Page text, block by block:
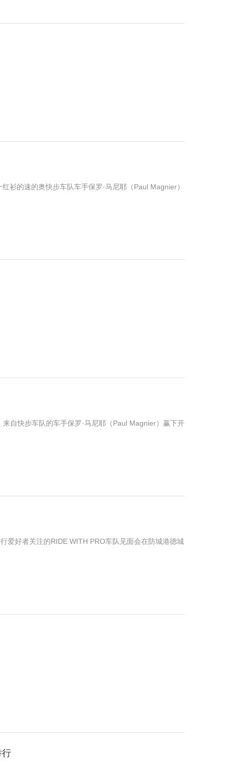
衫的速的奥快步车队车手保罗·马尼耶（Paul Magnier）
自快步车队的车手保罗·马尼耶（Paul Magnier）赢下开
爱好者关注的RIDE WITH PRO车队见面会在防城港德城
行